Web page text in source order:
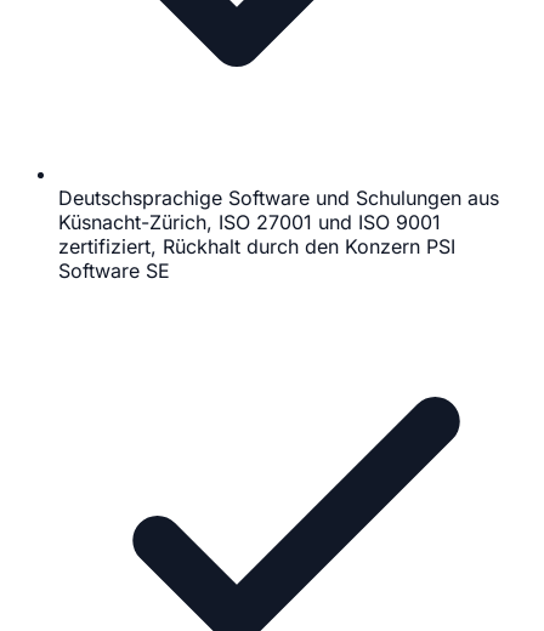
Deutschsprachige Software und Schulungen aus
Küsnacht-Zürich, ISO 27001 und ISO 9001
zertifiziert, Rückhalt durch den Konzern PSI
Software SE